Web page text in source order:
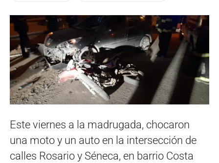
Este viernes a la madrugada, chocaron
una moto y un auto en la intersección de
calles Rosario y Séneca, en barrio Costa